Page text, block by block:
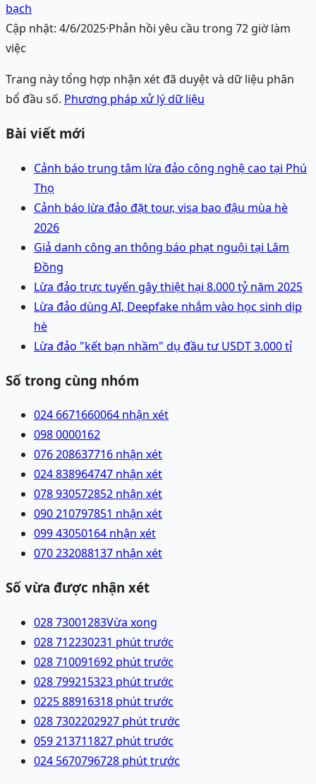
bạch
Cập nhật: 4/6/2025·Phản hồi yêu cầu trong 72 giờ làm
việc
Trang này tổng hợp nhận xét đã duyệt và dữ liệu phân
bổ đầu số. Phương pháp xử lý dữ liệu
Bài viết mới
Cảnh báo trung tâm lừa đảo công nghệ cao tại Phú
Thọ
Cảnh báo lừa đảo đặt tour, visa bao đậu mùa hè
2026
Giả danh công an thông báo phạt nguội tại Lâm
Đồng
Lừa đảo trực tuyến gây thiệt hại 8.000 tỷ năm 2025
Lừa đảo dùng AI, Deepfake nhắm vào học sinh dịp
hè
Lừa đảo "kết bạn nhầm" dụ đầu tư USDT 3.000 tỉ
Số trong cùng nhóm
024 6671660064 nhận xét
098 0000162
076 208637716 nhận xét
024 838964747 nhận xét
078 930572852 nhận xét
090 210797851 nhận xét
099 43050164 nhận xét
070 232088137 nhận xét
Số vừa được nhận xét
028 73001283Vừa xong
028 712230231 phút trước
028 710091692 phút trước
028 799215323 phút trước
0225 88916318 phút trước
028 7302202927 phút trước
059 213711827 phút trước
024 5670796728 phút trước